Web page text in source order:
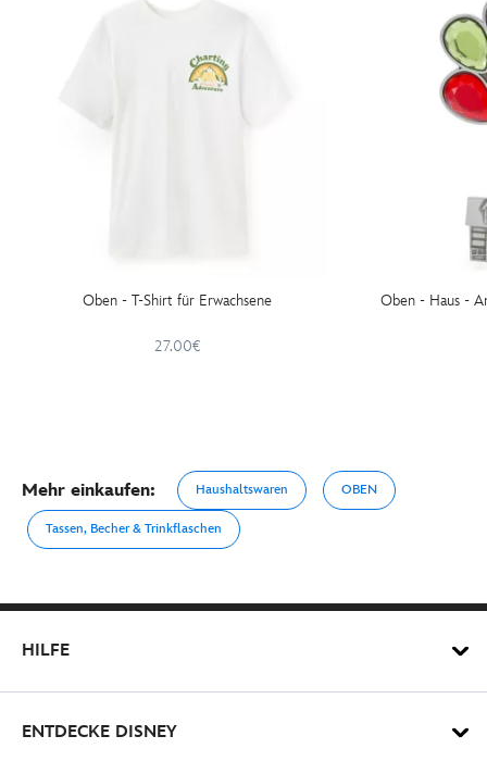
Oben - T-Shirt für Erwachsene
27.00€
Oben - Haus -
Mehr einkaufen: Haushaltswaren OBEN
Tassen, Becher & Trinkflaschen
HILFE
ENTDECKE DISNEY